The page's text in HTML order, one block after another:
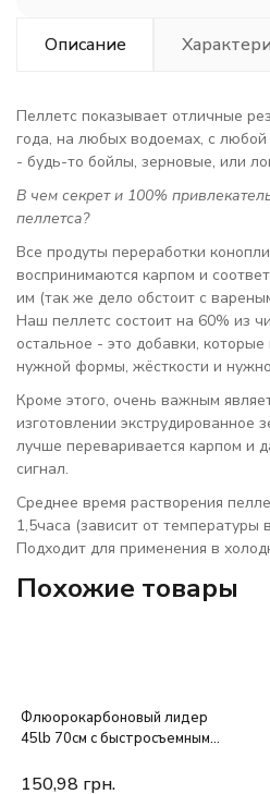
Описание
Пеллетс показывает отличные
года, на любых водоемах, с
- будь-то бойлы, зерновые, или
В чем секрет и 100%
пеллетса?
Все продуты переработки
воспринимаются карпом и
им (так же дело обстоит с
Наш пеллетс состоит на 60% из
остальное - это добавки,
нужной формы, жёсткости и
Кроме этого, очень важным
изготовлении экструдированное
лучше переваривается карпом и
сигнал.
Среднее время растворения
1,5часа (зависит от
Подходит для применения в
Похожие товары
Флюорокарбоновый лидер
45lb 70см с быстросъемным
150,98 грн.